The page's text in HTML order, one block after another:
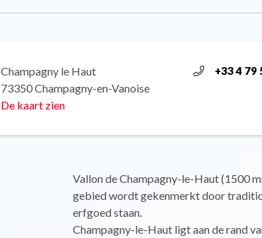
Champagny le Haut
73350 Champagny-en-Vanoise
De kaart zien
+33 4 79
Vallon de Champagny-le-Haut (1500
gebied wordt gekenmerkt door
erfgoed staan.
Champagny-le-Haut ligt aan de rand